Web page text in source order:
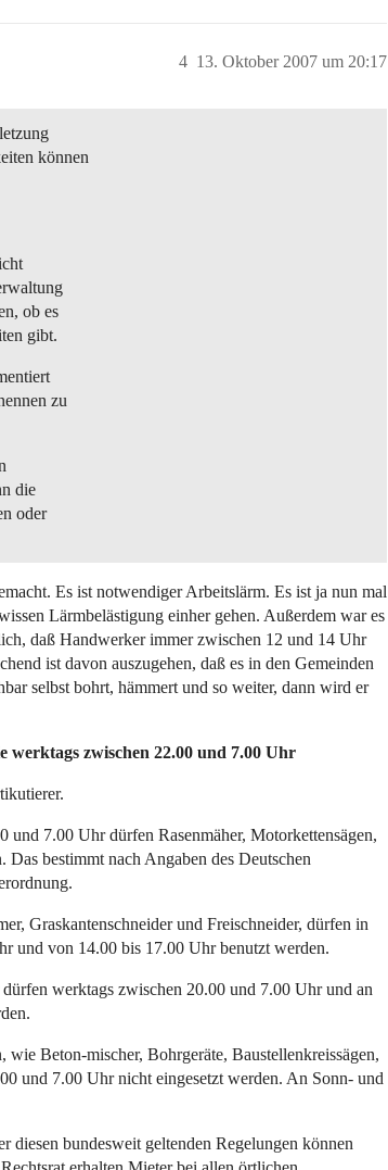
13. Oktober 2007 um 20:17
4
können
ob es
gibt.
zu
die
oder
Es ist notwendiger Arbeitslärm. Es ist ja nun mal
Lärmbelästigung einher gehen. Außerdem war es
daß Handwerker immer zwischen 12 und 14 Uhr
ist davon auszugehen, daß es in den Gemeinden
selbst bohrt, hämmert und so weiter, dann wird er
werktags zwischen 22.00 und 7.00 Uhr
7.00 Uhr dürfen Rasenmäher, Motorkettensägen,
bestimmt nach Angaben des Deutschen
Graskantenschneider und Freischneider, dürfen in
und von 14.00 bis 17.00 Uhr benutzt werden.
werktags zwischen 20.00 und 7.00 Uhr und an
Beton-mischer, Bohrgeräte, Baustellenkreissägen,
und 7.00 Uhr nicht eingesetzt werden. An Sonn- und
diesen bundesweit geltenden Regelungen können